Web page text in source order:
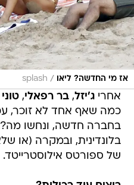
אז מי החדשה? ליאו /
splash
אחריג'יזל,בר רפאלי,
כמה שאף אחד לא זוכר,
בחברה חדשה, ונחשו מה?
בלונדינית, ובמקרה (או
של ספורטס